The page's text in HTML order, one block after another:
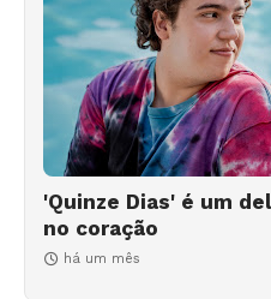
'Quinze Dias' é um
no coração
há um mês